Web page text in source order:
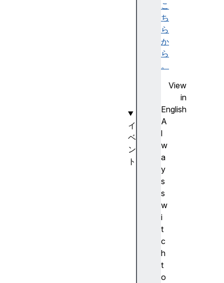
こ
ち
ら
か
ら
。
View
in
English
A
l
w
a
y
s
s
w
i
t
c
h
t
o
イ
ベ
ン
ト